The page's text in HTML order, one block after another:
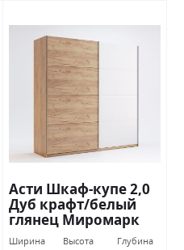
Асти Шкаф-купе 2,0
Дуб крафт/белый
глянец Миромарк
Ширина Высота Глубина